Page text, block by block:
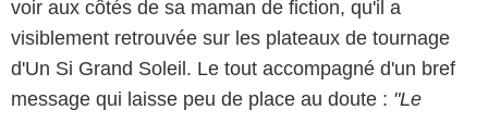
voir aux côtés de sa maman de fiction, qu'il a
visiblement retrouvée sur les plateaux de tournage
d'Un Si Grand Soleil. Le tout accompagné d'un bref
message qui laisse peu de place au doute : "Le